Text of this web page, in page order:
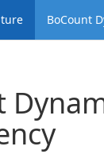
BoCount